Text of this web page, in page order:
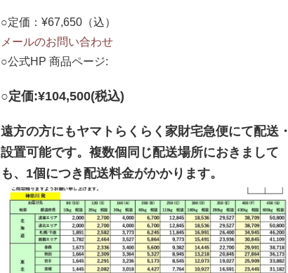
○定価：¥67,650（込）
メールのお問い合わせ
○公式HP 商品ページ:
○定価:¥104,500(税込)
遠方の方にもヤマトらくらく家財宅急便にて配送・
設置可能です。複数個同じ配送場所におきまして
も、1個につき配送料金がかかります。